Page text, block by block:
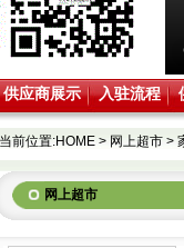
供应商展示 入驻流程
当前位置:HOME > 网上超市 >
网上超市